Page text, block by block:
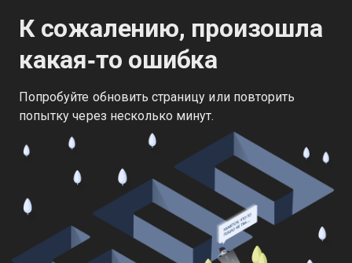
К сожалению, произошла
какая‑то ошибка
Попробуйте обновить страницу или повторить
попытку через несколько минут.